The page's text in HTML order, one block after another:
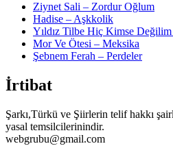
Ziynet Sali – Zordur Oğlum
Hadise – Aşkkolik
Yıldız Tilbe Hiç Kimse Değilim
Mor Ve Ötesi – Meksika
Şebnem Ferah – Perdeler
İrtibat
Şarkı,Türkü ve Şiirlerin telif hakkı
yasal temsilcilerinindir.
webgrubu@gmail.com